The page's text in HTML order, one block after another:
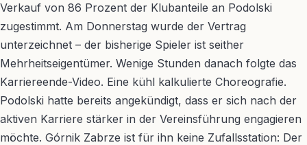
Verkauf von 86 Prozent der Klubanteile an Podolski
zugestimmt. Am Donnerstag wurde der Vertrag
unterzeichnet – der bisherige Spieler ist seither
Mehrheitseigentümer. Wenige Stunden danach folgte das
Karriereende-Video. Eine kühl kalkulierte Choreografie.
Podolski hatte bereits angekündigt, dass er sich nach der
aktiven Karriere stärker in der Vereinsführung engagieren
möchte. Górnik Zabrze ist für ihn keine Zufallsstation: Der